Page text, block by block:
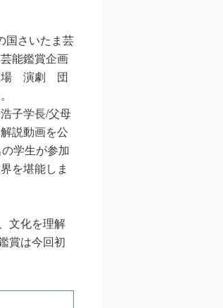
国さいたま芸
能鑑賞企画
場 演劇 団
子学長/父母
説動画を公
学生が参加
を堪能しま
文化を理解
賞は今回初